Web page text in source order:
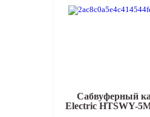
Сабвуферный
Electric HTSWY-